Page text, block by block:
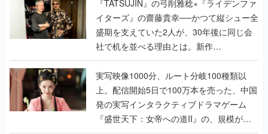
『TATSUJIN』の弓削雅稔×『ライデンファ
イターズ』の齋藤貴幸──かつて縦シュー全
盛期を支えていた2人が、30年後に同じ会
社で机を並べる理由とは。新作
『TATSUJIN EXTREME』で初タッグを組
んだレジェンド2人に訊く開発秘話
実写映像1000分、ルート分岐100種類以
上。配信開始5日で100万本を売った、中国
発の実写インタラクティブドラマゲーム
『盛世天下：女帝への道II』の、規模が違